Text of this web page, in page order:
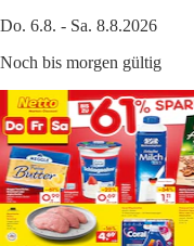
Do. 6.8. - Sa. 8.8.2026
Noch bis morgen gültig